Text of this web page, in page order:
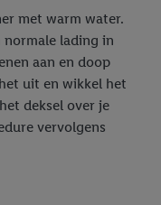
met warm water.
normale lading in
aan en doop
uit en wikkel het
deksel over je
vervolgens